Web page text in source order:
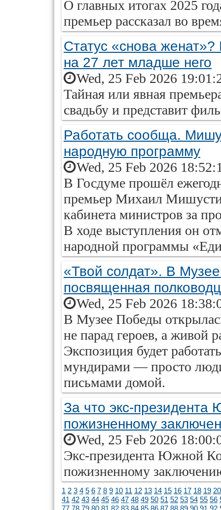
О главных итогах 2025
премьер рассказал во
Статус «снова
на 27 лет младше него
Wed, 25 Feb 2026
Тайная или явная
свадьбу и представит
Работать сообща.
народную программу
Wed, 25 Feb 2026
В Госдуме прошёл
премьер Михаил
кабинета министров за
В ходе выступления он
народной программы
«Твой солдат». В
посвященная
Wed, 25 Feb 2026
В Музее Победы
не парад героев, а живой
Экспозиция будет
мундирами — просто
письмами домой.
За что экс-президента
пожизненному
Wed, 25 Feb 2026
Экс-президента Южной
пожизненному
1 2 3 4 5 6 7 8 9 10 11 12 13 14 15 16 17 18 19 20
41 42 43 44 45 46 47 48 49 50 51 52 53 54 55 56
77 78 79 80 81 82 83 84 85 86 87 88 89 90 91 92